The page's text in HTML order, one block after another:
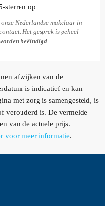
sterren op
Nederlandse makelaar in
Het gesprek is geheel
beëindigd
afwijken van de
is indicatief en kan
met zorg is samengesteld, is
verouderd is. De vermelde
van de actuele prijs.
voor meer informatie.